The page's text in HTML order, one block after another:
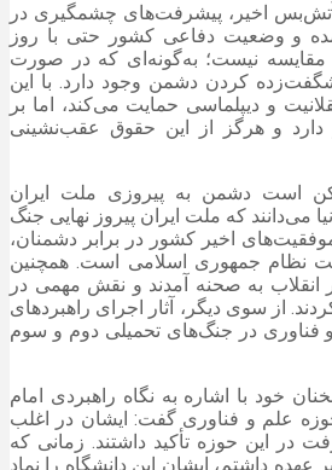
اخیر، پیشرفت‌های چشمگیری در
و وضعیت دفاعی کشور حتی با روز
مقایسه نیست؛ به‌گونه‌ای که در صورت
شگفت‌زده کردن دشمن وجود دارد. با این
و دیپلماسی حمایت می‌کند، اما بر
و هرگز از این حقوق عقب‌نشینی
است دشمن به پیروزی ملت ایران
می‌دانند که ملت ایران پیروز نهایی جنگ
اخیر کشور در برابر دشمنان،
جمهوری اسلامی است. همچنین
به صحنه آمدند و نقش مهمی در
از سوی دیگر، آثار اجرای راهبردهای
فناوری در جنگ‌های تحمیلی دوم و سوم
خود با اشاره به نگاه راهبردی امام
علم و فناوری گفت: ایشان در اغلب
این حوزه تأکید داشتند. زمانی که
عهده داشتم، ایشان این دانشگاه را نماد